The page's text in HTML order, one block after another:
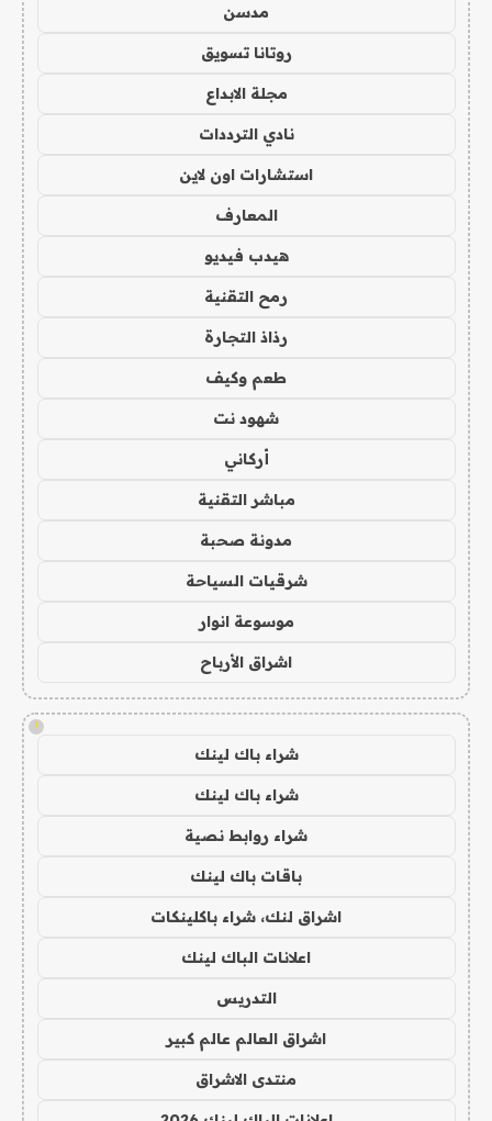
مدسن
روتانا تسويق
مجلة الابداع
نادي الترددات
استشارات اون لاين
المعارف
هيدب فيديو
رمح التقنية
رذاذ التجارة
طعم وكيف
شهود نت
أركاني
مباشر التقنية
مدونة صحبة
شرقيات السياحة
موسوعة انوار
اشراق الأرباح
!
شراء باك لينك
شراء باك لينك
شراء روابط نصية
باقات باك لينك
اشراق لنك، شراء باكلينكات
اعلانات الباك لينك
التدريس
اشراق العالم عالم كبير
منتدى الاشراق